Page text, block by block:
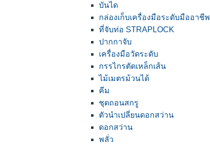
บันได
กล่องเก็บเครื่องมือระดับมืออาชีพ
ที่จับท่อ STRAPLOCK
ปากกาจับ
เครื่องมือวัดระดับ
กรรไกรตัดเหล็กเส้น
ไม้เมตรม้วนได้
คีม
ชุดถอนสกรู
ตัวนำเปลี่ยนดอกสว่าน
ดอกสว่าน
พลั่ว